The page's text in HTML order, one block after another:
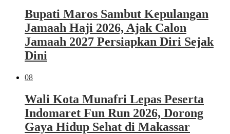
Bupati Maros Sambut Kepulangan
Jamaah Haji 2026, Ajak Calon
Jamaah 2027 Persiapkan Diri Sejak
Dini
08
Wali Kota Munafri Lepas Peserta
Indomaret Fun Run 2026, Dorong
Gaya Hidup Sehat di Makassar